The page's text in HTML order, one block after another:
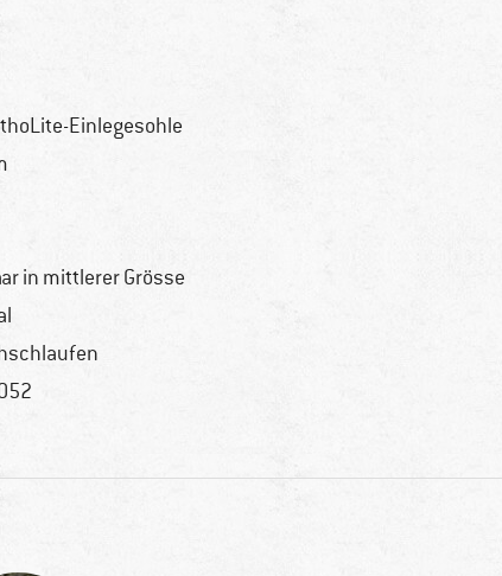
Einlegesohle
in mittlerer Grösse